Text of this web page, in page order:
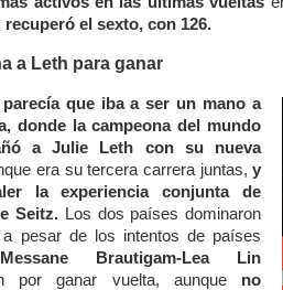
recuperó el sexto, con 126.
a Leth para ganar
que iba a ser un mano a
donde la campeona del mundo
a Julie Leth con su nueva
era su tercera carrera juntas,y
la experiencia conjunta de
Seitz. Los dos países dominaron
pesar de los intentos de países
Brautigam-Lea Lin
por ganar vuelta, aunque no